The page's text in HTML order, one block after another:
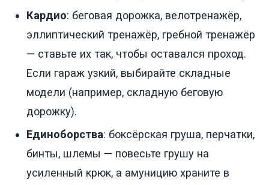
Кардио: беговая дорожка, велотренажёр,
эллиптический тренажёр, гребной тренажёр
— ставьте их так, чтобы оставался проход.
Если гараж узкий, выбирайте складные
модели (например, складную беговую
дорожку).
Единоборства: боксёрская груша, перчатки,
бинты, шлемы — повесьте грушу на
усиленный крюк, а амуницию храните в